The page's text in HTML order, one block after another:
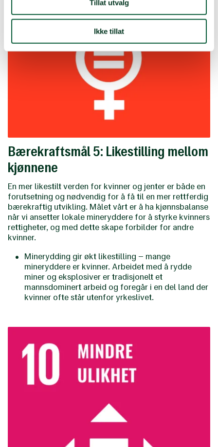
Tillat utvalg
Ikke tillat
Bærekraftsmål 5: Likestilling mellom
kjønnene
En mer likestilt verden for kvinner og jenter er både en
forutsetning og nødvendig for å få til en mer rettferdig
bærekraftig utvikling. Målet vårt er å ha kjønnsbalanse
når vi ansetter lokale mineryddere for å styrke kvinners
rettigheter, og med dette skape forbilder for andre
kvinner.
Minerydding gir økt likestilling – mange
mineryddere er kvinner​. Arbeidet med å rydde
miner og eksplosiver er tradisjonelt et
mannsdominert arbeid og foregår i en del land der
kvinner ofte står utenfor yrkeslivet.